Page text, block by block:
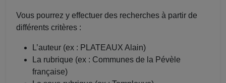
Vous pourrez y effectuer des recherches à partir de
différents critères :
L’auteur (ex : PLATEAUX Alain)
La rubrique (ex : Communes de la Pévèle
française)